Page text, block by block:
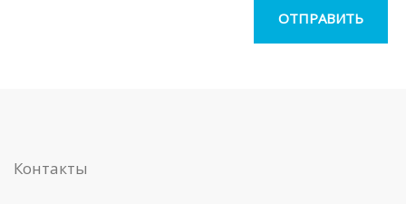
Контакты